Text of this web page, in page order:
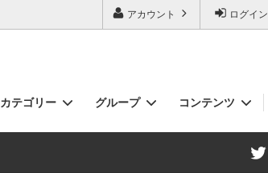
ログイン
アカウント
カテゴリー
贈るSTYLE（ギフト商品）
グループ コンテンツ
クミスタイル消臭物語shoes